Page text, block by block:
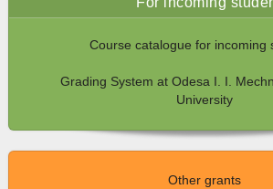
Course catalogue for incoming
Grading System at Odesa I. I.
University
Other grants